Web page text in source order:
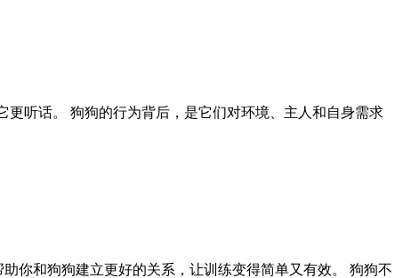
听话。 狗狗的行为背后，是它们对环境、主人和自身需求
你和狗狗建立更好的关系，让训练变得简单又有效。 狗狗不